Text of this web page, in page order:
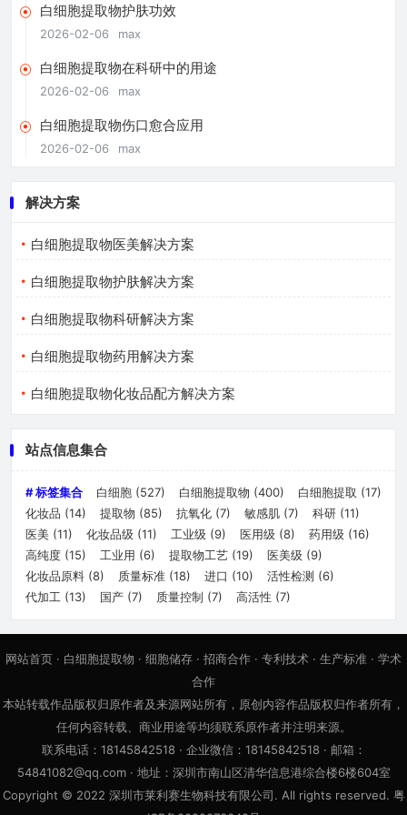
白细胞提取物护肤功效
2026-02-06 max
白细胞提取物在科研中的用途
2026-02-06 max
白细胞提取物伤口愈合应用
2026-02-06 max
解决方案
白细胞提取物医美解决方案
白细胞提取物护肤解决方案
白细胞提取物科研解决方案
白细胞提取物药用解决方案
白细胞提取物化妆品配方解决方案
站点信息集合
# 标签集合 白细胞 (527) 白细胞提取物 (400) 白细胞提取 (17)
化妆品 (14) 提取物 (85) 抗氧化 (7) 敏感肌 (7) 科研 (11)
医美 (11) 化妆品级 (11) 工业级 (9) 医用级 (8) 药用级 (16)
高纯度 (15) 工业用 (6) 提取物工艺 (19) 医美级 (9)
化妆品原料 (8) 质量标准 (18) 进口 (10) 活性检测 (6)
代加工 (13) 国产 (7) 质量控制 (7) 高活性 (7)
网站首页 · 白细胞提取物 · 细胞储存 · 招商合作 · 专利技术 · 生产标准 · 学术
合作
本站转载作品版权归原作者及来源网站所有，原创内容作品版权归作者所有，
任何内容转载、商业用途等均须联系原作者并注明来源。
联系电话：18145842518 · 企业微信：18145842518 · 邮箱：
54841082@qq.com · 地址：深圳市南山区清华信息港综合楼6楼604室
Copyright © 2022 深圳市莱利赛生物科技有限公司. All rights reserved. 粤